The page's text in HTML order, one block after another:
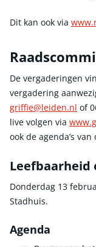
Dit kan ook via
De vergaderingen
vergadering
griffie@leiden.nl of
live volgen via
ook de agenda’s
Leefbaarheid
Donderdag 13
Stadhuis.
Agenda